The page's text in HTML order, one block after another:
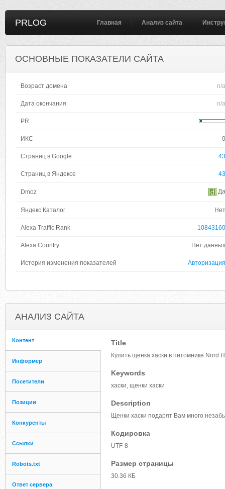
PRLOG Главная Анализ сайта
ОСНОВНЫЕ ПОКАЗАТЕЛИ САЙТА
Возраст домена n/a
Дата окончания n/a
PR
ИКС 0
Страниц в Google 43
Страниц в Яндексе 43
Dmoz Да
Яндекс Каталог Нет
Alexa Traffic Rank 10843160
Alexa Country Нет данных
История изменения показателей Авторизация
АНАЛИЗ САЙТА
Контент
Информер
Посетители
Позиции
Конкуренты
Ссылки
Robots.txt
Ответ сервера
Title
Купить щенка хаски в питомнике Nord
Keywords
хаски, щенки хаски
Description
Щенки хаски подарят Вам много
Кодировка
UTF-8
Размер страницы
30.36 КБ